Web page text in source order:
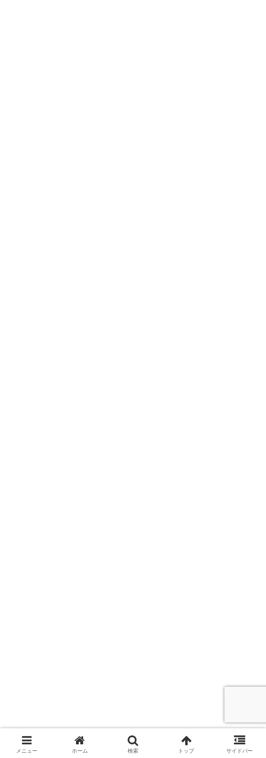
メニュー ホーム 検索 トップ サイドバー